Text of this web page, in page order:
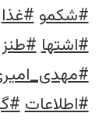
#شکمو #غذا
#اشتها#طنز
#اطلاعات